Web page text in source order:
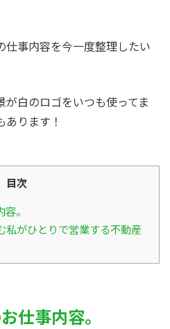
仕事内容を今一度整理したい
白のロゴをいつも使ってま
ります！
目次
。
私がひとりで営業する不動産
仕事内容。